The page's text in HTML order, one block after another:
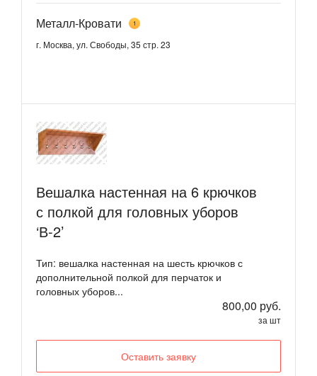
Металл-Кровати 1
г. Москва, ул. Свободы, 35 стр. 23
Вешалка настенная на 6 крючков
с полкой для головных уборов
‘В-2’
Тип: вешалка настенная на шесть крючков с
дополнительной полкой для перчаток и
головных уборов...
800,00 руб.
за шт
Оставить заявку